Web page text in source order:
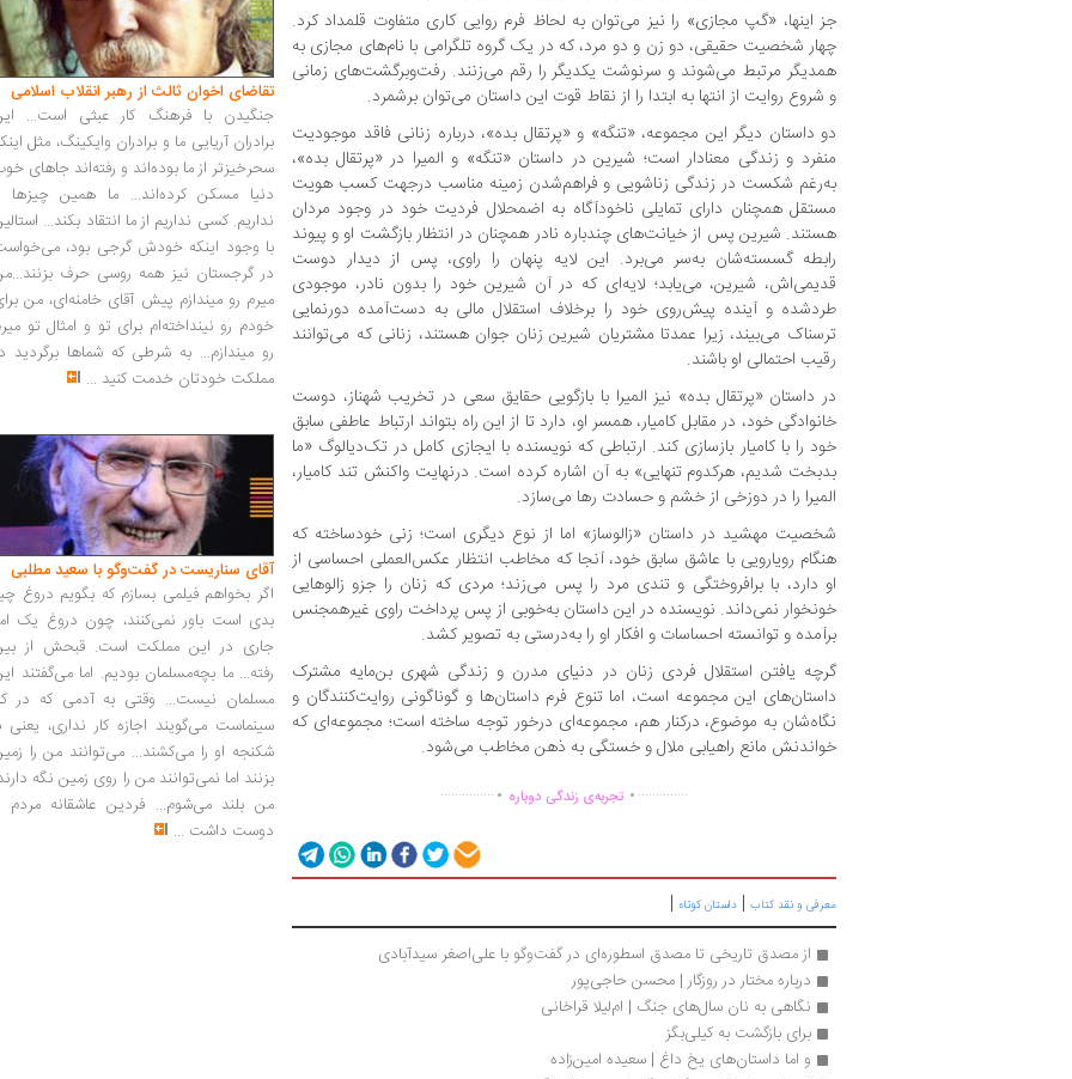
جز اینها، «گپ مجازی» را نیز می‌توان به لحاظ فرم روایی کاری متفاوت قلمداد کرد.
چهار شخصیت حقیقی، دو زن و دو مرد، که در یک گروه تلگرامی با نام‌های مجازی به
همدیگر مرتبط می‌شوند و سرنوشت یکدیگر را رقم می‌زنند. رفت‌وبرگشت‌های زمانی
و شروع روایت از انتها به ابتدا را از نقاط قوت این داستان می‌توان برشمرد.
دو داستان دیگر این مجموعه، «تنگه» و «پرتقال بده»، درباره‌ زنانی فاقد موجودیت
منفرد و زندگی معنادار است؛ شیرین در داستان «تنگه» و المیرا در «پرتقال بده»،
به‌رغم شکست در زندگی زناشویی و فراهم‌شدن زمینه‌ مناسب درجهت کسب هویت
مستقل‌ همچنان دارای تمایلی ناخودآگاه به اضمحلال فردیت خود در وجود مردان
هستند. شیرین پس از خیانت‌های چندباره‌ نادر همچنان در انتظار بازگشت او و پیوند
رابطه‌ گسسته‌شان به‌سر می‌برد. این لایه‌ پنهان را راوی، پس از دیدار دوست
قدیمی‌اش، شیرین، می‌یابد؛ لایه‌ای که در آن شیرین خود را بدون نادر، موجودی
طردشده و آینده‌ پیش‌روی خود را برخلاف استقلال مالی به دست‌آمده دورنمایی
ترسناک می‌بیند، زیرا عمدتا مشتریان شیرین زنان جوان هستند، زنانی که می‌توانند
رقیب احتمالی او باشند.
در داستان «پرتقال بده» نیز المیرا با بازگویی حقایق سعی در تخریب شهناز، دوست
خانوادگی خود، در مقابل کامیار، همسر او، دارد تا از این راه بتواند ارتباط عاطفی سابق
خود را با کامیار بازسازی کند. ارتباطی که نویسنده با ایجازی کامل در تک‌دیالوگ «ما
بدبخت شدیم، هرکدوم تنهایی» به آن اشاره کرده است. درنهایت واکنش تند کامیار،
المیرا را در دوزخی از خشم و حسادت رها می‌سازد.
شخصیت مهشید در داستان «زالوساز» اما از نوع دیگری است؛ زنی خودساخته که
هنگام رویارویی با عاشق سابق خود، آنجا که مخاطب انتظار عکس‌العملی احساسی از
او دارد، با برافروختگی و تندی مرد را پس می‌زند؛ مردی که زنان را جزو زالوهایی
خونخوار نمی‌داند. نویسنده در این داستان به‌خوبی از پس پرداخت راوی غیرهمجنس
برآمده و توانسته احساسات و افکار او را به‌درستی به تصویر کشد.
گرچه یافتن استقلال فردی زنان در دنیای مدرن و زندگی شهری بن‌مایه‌ مشترک
داستان‌های این مجموعه است، اما تنوع فرم داستان‌ها و گوناگونی روایت‌کنندگان و
نگاه‌شان به موضوع، درکنار هم، مجموعه‌ای درخور توجه ساخته است؛ مجموعه‌ای که
خواندنش مانع راهیابی ملال و خستگی به ذهن مخاطب می‌شود.
............... . تجربه‌ی زندگی دوباره . ..............
معرفی و نقد کتاب | داستان کوتاه |
از مصدق تاریخی تا مصدق اسطوره‌ای در گفت‌وگو با علی‌اصغر سیدآبادی
درباره مختار در روزگار | محسن حاجی‌پور
نگاهی به نان سال‌های جنگ | ام‌لیلا قراخانی
برای بازگشت به کیلی‌بگز
و اما داستان‌های یخ داغ | سعیده امین‌زاده
تقاضای اخوان ثالث از رهبر انقلاب اسلامی
جنگیدن با فرهنگ کار عبثی است...
برادران آریایی ما و برادران وایکینگ، مثل
سحرخیزتر از ما بوده‌اند و رفته‌اند جاهای
دنیا مسکن کرده‌اند... ما همین چیزها
نداریم. کسی نداریم از ما انتقاد بکند...
با وجود اینکه خودش گرجی بود،
در گرجستان نیز همه روسی حرف
میرم رو میندازم پیش آقای خامنه‌ای، من
خودم رو نینداخته‌ام برای تو و امثال تو
رو میندازم... به شرطی که شماها برگردید
مملکت خودتان خدمت کنید ...
آقای سناریست در گفت‌وگو با سعید مطلبی
اگر بخواهم فیلمی بسازم که بگویم دروغ
بدی است باور نمی‌کنند، چون دروغ یک
جاری در این مملکت است. قبحش از
رفته... ما بچه‌مسلمان بودیم. اما می‌گفتند
مسلمان نیست... وقتی به آدمی که در
سینماست می‌گویند اجازه کار نداری، یعنی
شکنجه او را می‌کشند... می‌توانند من را
بزنند اما نمی‌توانند من را روی زمین نگه
من بلند می‌شوم... فردین عاشقانه مردم
دوست داشت ...